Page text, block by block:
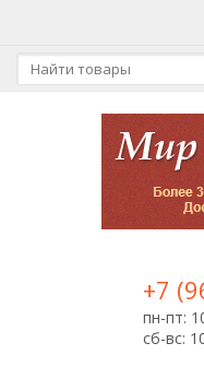
+7
пн-пт:
сб-вс: